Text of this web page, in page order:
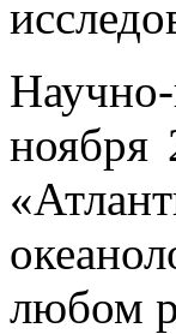
Научно-
ноября
любом